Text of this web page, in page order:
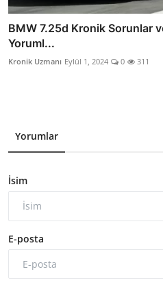
BMW 7.25d Kronik Sorunlar ve
Yoruml...
Kronik Uzmanı Eylül 1, 2024 0 311
Yorumlar
İsim
E-posta